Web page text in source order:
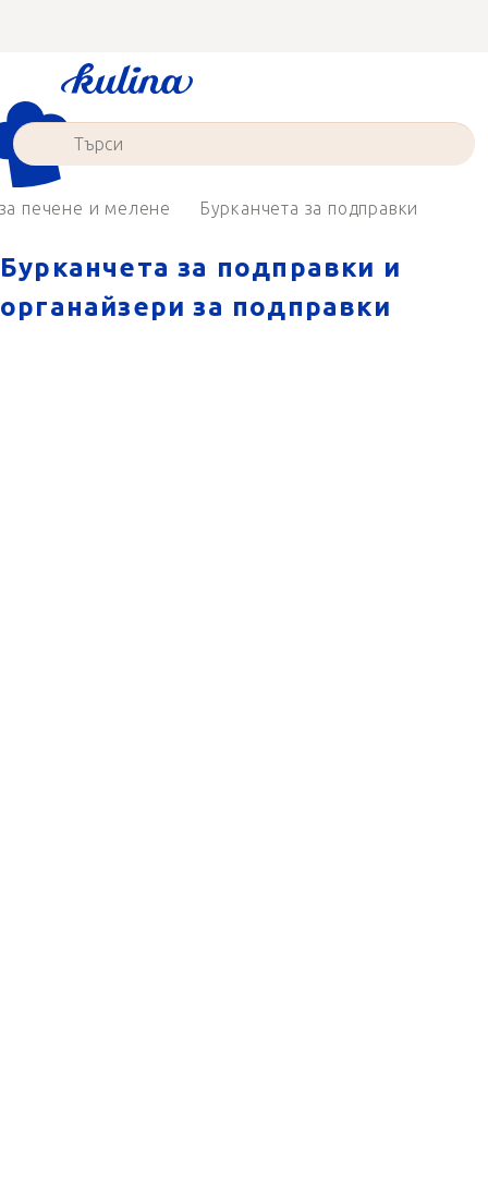
съдържанието
печене и мелене Бурканчета за подправки
Бурканчета за подправки и
органайзери за подправки